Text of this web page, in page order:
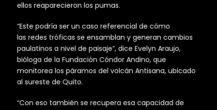
ellos reaparecieron los pumas.
“Este podría ser un caso referencial de cómo
las redes tróficas se ensamblan y generan cambios
paulatinos a nivel de paisaje”, dice Evelyn Araujo,
bióloga de la Fundación Cóndor Andino, que
monitorea los páramos del volcán Antisana, ubicado
al sureste de Quito.
“Con eso también se recupera esa capacidad de